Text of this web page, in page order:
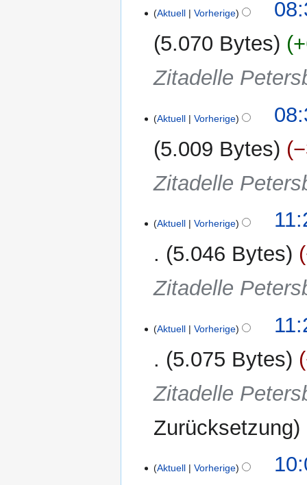
Aktuell Vorherige
5.070 Bytes
Zitadelle
Aktuell Vorherige
5.009 Bytes
Zitadelle
MärzAktuell Vorherige
5.046 Bytes
Zitadelle
Aktuell Vorherige
5.075 Bytes
Zitadelle
Zurücksetzung
Aktuell Vorherige